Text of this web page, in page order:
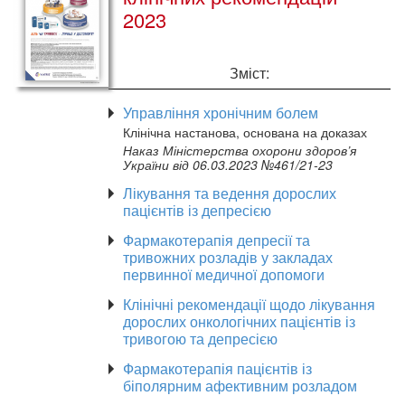
2023
Зміст:
Управління хронічним болем
Клінічна настанова, основана на доказах
Наказ Міністерства охорони здоров’я
України від 06.03.2023 №461/21-23
Лікування та ведення дорослих
пацієнтів із депресією
Фармакотерапія депресії та
тривожних розладів у закладах
первинної медичної допомоги
Клінічні рекомендації щодо лікування
дорослих онкологічних пацієнтів із
тривогою та депресією
Фармакотерапія пацієнтів із
біполярним афективним розладом